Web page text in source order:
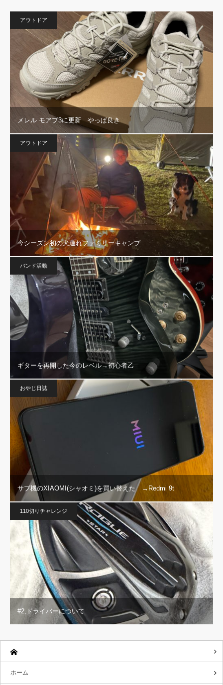
アウトドア
メレル モアブ3に更新 やっぱ良き
アウトドア
今シーズン初の犬連れファミリーキャンプ
バンド活動
ギターを再開した今のレベル→初心者乙
おやじ日誌
サブ機のXIAOMI(シャオミ)を買い替えた →Redmi 9t
110切りチャレンジ
#2,ドライバーについて
ホーム